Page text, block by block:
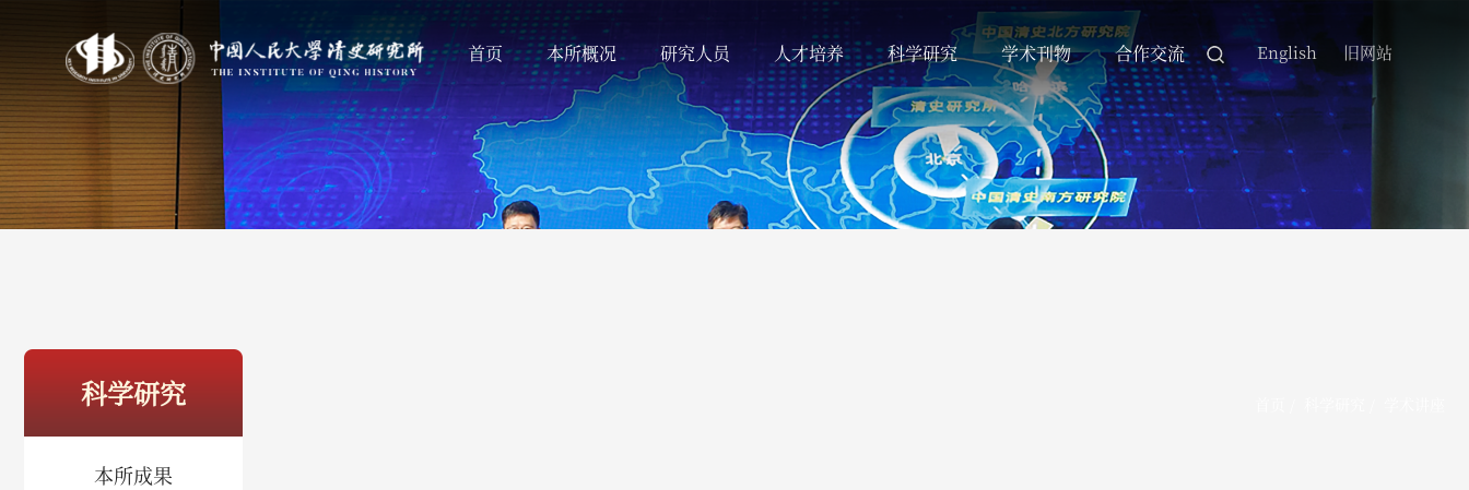
首页 本所概况 研究人员 人才培养 科学研究 学术刊物 合作交流 English 旧网站
科学研究
本所成果